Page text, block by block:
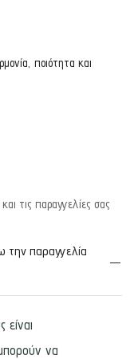
ποιότητα και
τις παραγγελίες σας
την παραγγελία
να